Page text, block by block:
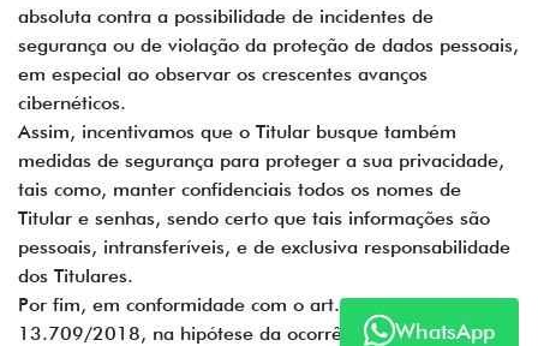
absoluta contra a possibilidade de incidentes de
segurança ou de violação da proteção de dados pessoais,
em especial ao observar os crescentes avanços
cibernéticos.
Assim, incentivamos que o Titular busque também
medidas de segurança para proteger a sua privacidade,
tais como, manter confidenciais todos os nomes de
Titular e senhas, sendo certo que tais informações são
pessoais, intransferíveis, e de exclusiva responsabilidade
dos Titulares.
Por fim, em conformidade com o art. 48 da Lei n°
13.709/2018, na hipótese da ocorrência de incidente de
WhatsApp